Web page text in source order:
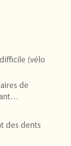
(vélo
de
des dents